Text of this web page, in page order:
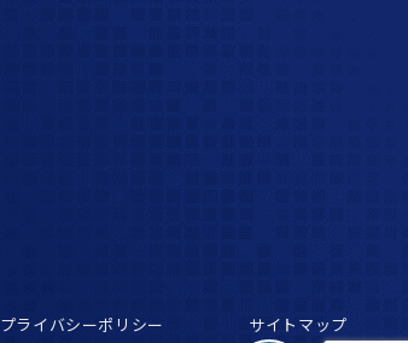
プライバシーポリシー サイトマップ